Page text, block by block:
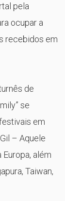
pela
ocupar a
recebidos em
de
se
em
– Aquele
além
Taiwan,